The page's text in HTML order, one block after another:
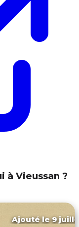
à Vieussan ?
Ajouté le 9